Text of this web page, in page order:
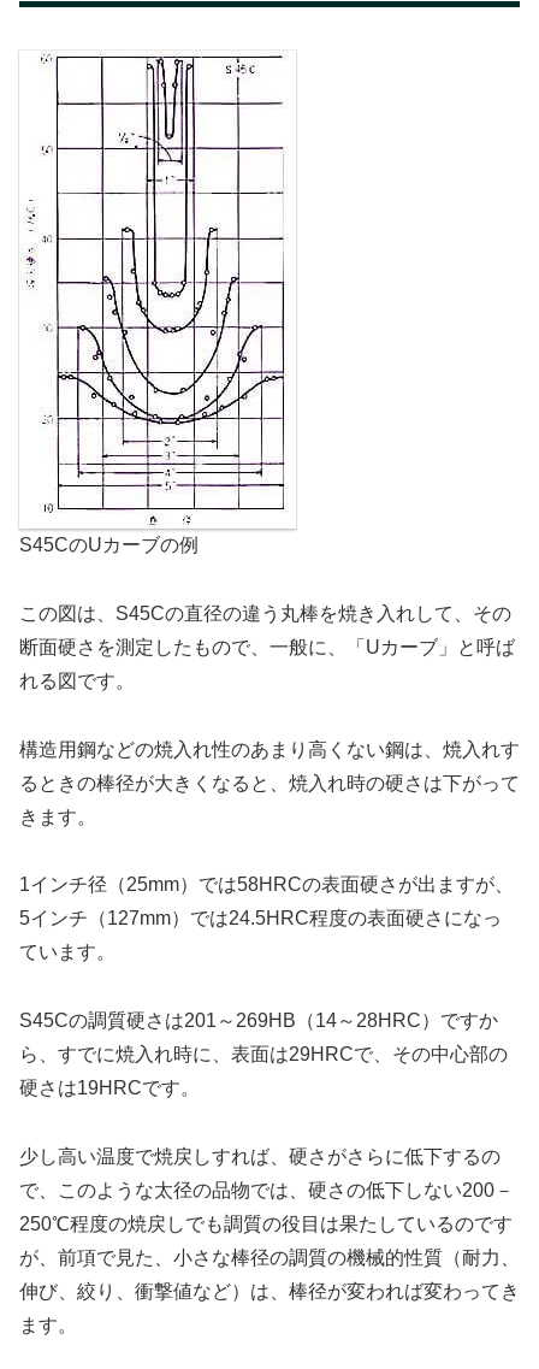
S45CのUカーブの例
この図は、S45Cの直径の違う丸棒を焼き入れして、その
断面硬さを測定したもので、一般に、「Uカーブ」と呼ば
れる図です。
構造用鋼などの焼入れ性のあまり高くない鋼は、焼入れす
るときの棒径が大きくなると、焼入れ時の硬さは下がって
きます。
1インチ径（25mm）では58HRCの表面硬さが出ますが、
5インチ（127mm）では24.5HRC程度の表面硬さになっ
ています。
S45Cの調質硬さは201～269HB（14～28HRC）ですか
ら、すでに焼入れ時に、表面は29HRCで、その中心部の
硬さは19HRCです。
少し高い温度で焼戻しすれば、硬さがさらに低下するの
で、このような太径の品物では、硬さの低下しない200－
250℃程度の焼戻しでも調質の役目は果たしているのです
が、前項で見た、小さな棒径の調質の機械的性質（耐力、
伸び、絞り、衝撃値など）は、棒径が変われば変わってき
ます。